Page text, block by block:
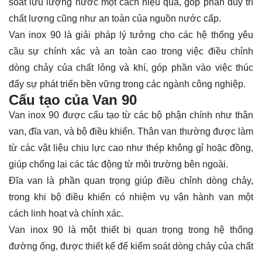
soát lưu lượng nước một cách hiệu quả, góp phần duy trì
chất lượng cũng như an toàn của nguồn nước cấp.
Van inox 90 là giải pháp lý tưởng cho các hệ thống yêu
cầu sự chính xác và an toàn cao trong việc điều chỉnh
dòng chảy của chất lỏng và khí, góp phần vào việc thúc
đẩy sự phát triển bền vững trong các ngành công nghiệp.
Cấu tạo của Van 90
Van inox 90 được cấu tạo từ các bộ phận chính như thân
van, đĩa van, và bộ điều khiển. Thân van thường được làm
từ các vật liệu chịu lực cao như thép không gỉ hoặc đồng,
giúp chống lại các tác động từ môi trường bên ngoài.
Đĩa van là phần quan trọng giúp điều chỉnh dòng chảy,
trong khi bộ điều khiển có nhiệm vụ vận hành van một
cách linh hoạt và chính xác.
Van inox 90 là một thiết bị quan trọng trong hệ thống
đường ống, được thiết kế để kiểm soát dòng chảy của chất